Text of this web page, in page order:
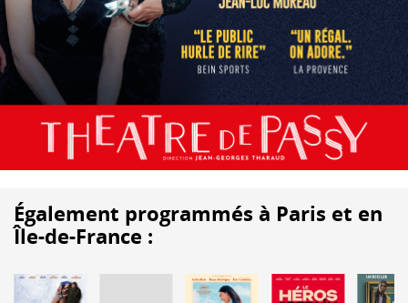
Également programmés à Paris et en
Île-de-France :